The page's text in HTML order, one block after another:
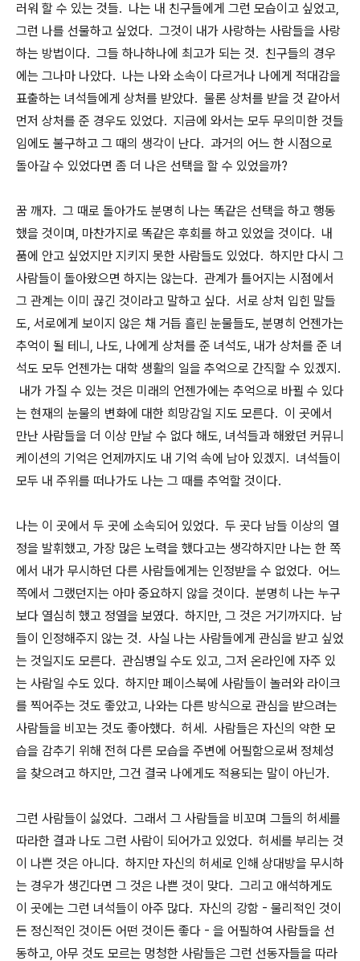
러워 할 수 있는 것들. 나는 내 친구들에게 그런 모습이고 싶었고,
그런 나를 선물하고 싶었다. 그것이 내가 사랑하는 사람들을 사랑
하는 방법이다. 그들 하나하나에 최고가 되는 것. 친구들의 경우
에는 그나마 나았다. 나는 나와 소속이 다르거나 나에게 적대감을
표출하는 녀석들에게 상처를 받았다. 물론 상처를 받을 것 같아서
먼저 상처를 준 경우도 있었다. 지금에 와서는 모두 무의미한 것들
임에도 불구하고 그 때의 생각이 난다. 과거의 어느 한 시점으로
돌아갈 수 있었다면 좀 더 나은 선택을 할 수 있었을까?
꿈 깨자. 그 때로 돌아가도 분명히 나는 똑같은 선택을 하고 행동
했을 것이며, 마찬가지로 똑같은 후회를 하고 있었을 것이다. 내
품에 안고 싶었지만 지키지 못한 사람들도 있었다. 하지만 다시 그
사람들이 돌아왔으면 하지는 않는다. 관계가 틀어지는 시점에서
그 관계는 이미 끊긴 것이라고 말하고 싶다. 서로 상처 입힌 말들
도, 서로에게 보이지 않은 채 거듭 흘린 눈물들도, 분명히 언젠가는
추억이 될 테니, 나도, 나에게 상처를 준 녀석도, 내가 상처를 준 녀
석도 모두 언젠가는 대학 생활의 일을 추억으로 간직할 수 있겠지.
내가 가질 수 있는 것은 미래의 언젠가에는 추억으로 바뀔 수 있다
는 현재의 눈물의 변화에 대한 희망감일 지도 모른다. 이 곳에서
만난 사람들을 더 이상 만날 수 없다 해도, 녀석들과 해왔던 커뮤니
케이션의 기억은 언제까지도 내 기억 속에 남아 있겠지. 녀석들이
모두 내 주위를 떠나가도 나는 그 때를 추억할 것이다.
나는 이 곳에서 두 곳에 소속되어 있었다. 두 곳다 남들 이상의 열
정을 발휘했고, 가장 많은 노력을 했다고는 생각하지만 나는 한 쪽
에서 내가 무시하던 다른 사람들에게는 인정받을 수 없었다. 어느
쪽에서 그랬던지는 아마 중요하지 않을 것이다. 분명히 나는 누구
보다 열심히 했고 정열을 보였다. 하지만, 그 것은 거기까지다. 남
들이 인정해주지 않는 것. 사실 나는 사람들에게 관심을 받고 싶었
는 것일지도 모른다. 관심병일 수도 있고, 그저 온라인에 자주 있
는 사람일 수도 있다. 하지만 페이스북에 사람들이 놀러와 라이크
를 찍어주는 것도 좋았고, 나와는 다른 방식으로 관심을 받으려는
사람들을 비꼬는 것도 좋아했다. 허세. 사람들은 자신의 약한 모
습을 감추기 위해 전혀 다른 모습을 주변에 어필함으로써 정체성
을 찾으려고 하지만, 그건 결국 나에게도 적용되는 말이 아닌가.
그런 사람들이 싫었다. 그래서 그 사람들을 비꼬며 그들의 허세를
따라한 결과 나도 그런 사람이 되어가고 있었다. 허세를 부리는 것
이 나쁜 것은 아니다. 하지만 자신의 허세로 인해 상대방을 무시하
는 경우가 생긴다면 그 것은 나쁜 것이 맞다. 그리고 애석하게도
이 곳에는 그런 녀석들이 아주 많다. 자신의 강함 - 물리적인 것이
든 정신적인 것이든 어떤 것이든 좋다 - 을 어필하여 사람들을 선
동하고, 아무 것도 모르는 멍청한 사람들은 그런 선동자들을 따라